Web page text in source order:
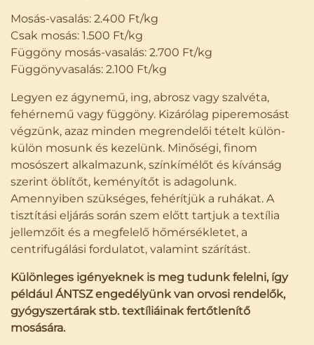
Mosás-vasalás: 2.400 Ft/kg
Csak mosás: 1.500 Ft/kg
Függöny mosás-vasalás: 2.700 Ft/kg
Függönyvasalás: 2.100 Ft/kg
Legyen ez ágynemű, ing, abrosz vagy szalvéta,
fehérnemű vagy függöny. Kizárólag piperemosást
végzünk, azaz minden megrendelői tételt külön-
külön mosunk és kezelünk. Minőségi, finom
mosószert alkalmazunk, színkímélőt és kívánság
szerint öblítőt, keményítőt is adagolunk.
Amennyiben szükséges, fehérítjük a ruhákat. A
tisztítási eljárás során szem előtt tartjuk a textília
jellemzőit és a megfelelő hőmérsékletet, a
centrifugálási fordulatot, valamint szárítást.
Különleges igényeknek is meg tudunk felelni, így
például ÁNTSZ engedélyünk van orvosi rendelők,
gyógyszertárak stb. textíliáinak fertőtlenítő
mosására.